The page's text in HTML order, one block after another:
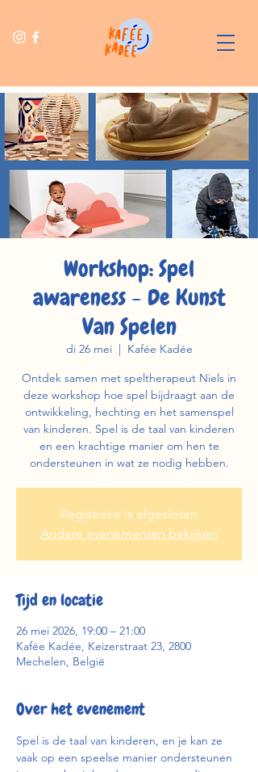
Workshop: Spel
awareness - De Kunst
Van Spelen
di 26 mei
  |
Kafée Kadée
Ontdek samen met speltherapeut Niels in
deze workshop hoe spel bijdraagt aan de
ontwikkeling, hechting en het samenspel
van kinderen. Spel is de taal van kinderen
en een krachtige manier om hen te
ondersteunen in wat ze nodig hebben.
Registratie is afgesloten
Andere evenementen bekijken
Tijd en locatie
26 mei 2026, 19:00 – 21:00
Kafée Kadée, Keizerstraat 23, 2800
Mechelen, België
Over het evenement
Spel is de taal van kinderen, en je kan ze
vaak op een speelse manier ondersteunen